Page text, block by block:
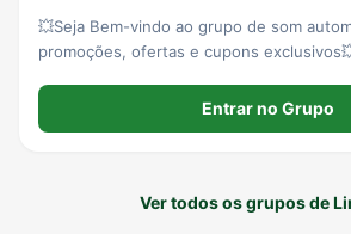
💥Seja Bem-vindo ao grupo de som
promoções, ofertas e cupons
Entrar no Grupo
Ver todos os grupos de